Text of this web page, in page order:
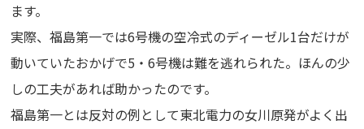
ます。
実際、福島第一では6号機の空冷式のディーゼル1台だけが
動いていたおかげで5・6号機は難を逃れられた。ほんの少
しの工夫があれば助かったのです。
福島第一とは反対の例として東北電力の女川原発がよく出